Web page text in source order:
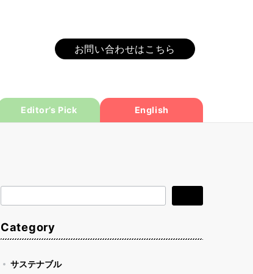
お問い合わせはこちら
Editor’s Pick English
索
Category
サステナブル